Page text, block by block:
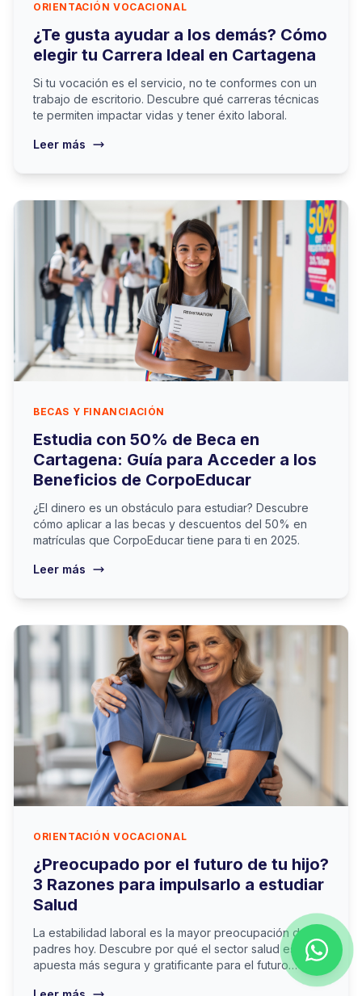
ORIENTACIÓN VOCACIONAL
¿Te gusta ayudar a los demás? Cómo
elegir tu Carrera Ideal en Cartagena
Si tu vocación es el servicio, no te conformes con un
trabajo de escritorio. Descubre qué carreras técnicas
te permiten impactar vidas y tener éxito laboral.
Leer más
BECAS Y FINANCIACIÓN
Estudia con 50% de Beca en
Cartagena: Guía para Acceder a los
Beneficios de CorpoEducar
¿El dinero es un obstáculo para estudiar? Descubre
cómo aplicar a las becas y descuentos del 50% en
matrículas que CorpoEducar tiene para ti en 2025.
Leer más
ORIENTACIÓN VOCACIONAL
¿Preocupado por el futuro de tu hijo?
3 Razones para impulsarlo a estudiar
Salud
La estabilidad laboral es la mayor preocupación de los
padres hoy. Descubre por qué el sector salud es la
apuesta más segura y gratificante para el futuro